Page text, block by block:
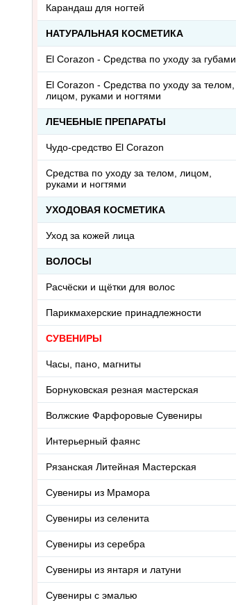
Карандаш для ногтей
НАТУРАЛЬНАЯ КОСМЕТИКА
El Corazon - Средства по уходу за губами
El Corazon - Средства по уходу за телом,
лицом, руками и ногтями
ЛЕЧЕБНЫЕ ПРЕПАРАТЫ
Чудо-средство El Corazon
Средства по уходу за телом, лицом,
руками и ногтями
УХОДОВАЯ КОСМЕТИКА
Уход за кожей лица
ВОЛОСЫ
Расчёски и щётки для волос
Парикмахерские принадлежности
СУВЕНИРЫ
Часы, пано, магниты
Борнуковская резная мастерская
Волжские Фарфоровые Сувениры
Интерьерный фаянс
Рязанская Литейная Мастерская
Сувениры из Мрамора
Сувениры из селенита
Сувениры из серебра
Сувениры из янтаря и латуни
Сувениры с эмалью